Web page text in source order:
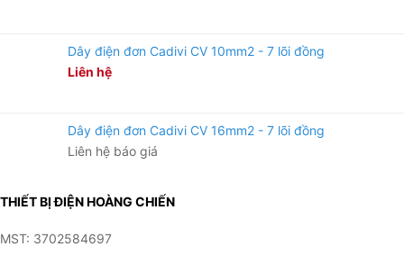
Dây điện đơn Cadivi CV 10mm2 - 7 lõi đồng
Liên hệ
Dây điện đơn Cadivi CV 16mm2 - 7 lõi đồng
Liên hệ báo giá
THIẾT BỊ ĐIỆN HOÀNG CHIẾN
MST: 3702584697